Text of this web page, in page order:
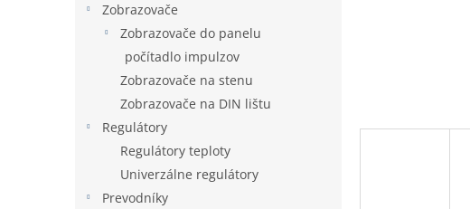
Zobrazovače
Zobrazovače do panelu
počítadlo impulzov
Zobrazovače na stenu
Zobrazovače na DIN lištu
Regulátory
Regulátory teploty
Univerzálne regulátory
Prevodníky